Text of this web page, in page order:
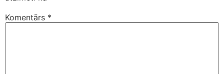
Komentārs *